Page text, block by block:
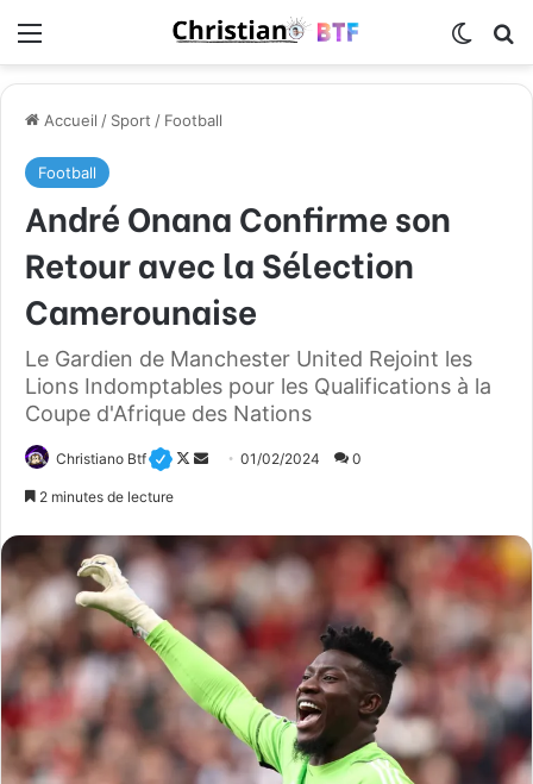
Accueil / Sport / Football
Football
André Onana Confirme son
Retour avec la Sélection
Camerounaise
Le Gardien de Manchester United Rejoint les
Lions Indomptables pour les Qualifications à la
Coupe d'Afrique des Nations
Christiano Btf
F
l
o
w
n
X
y
e
r
u
n
c
u
01/02/2024 0
2 minutes de lecture